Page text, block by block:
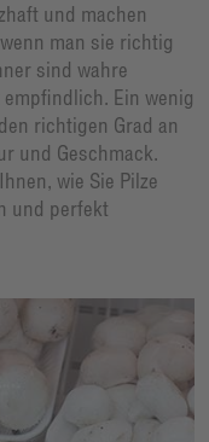
und machen
man sie richtig
sind wahre
Ein wenig
richtigen Grad an
und Geschmack.
wie Sie Pilze
und perfekt